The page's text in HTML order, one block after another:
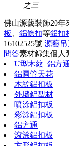
之三
佛山源藝裝飾20年
板
鋁條扣等鋁扣
16102525號 源藝
問答素材錦集個人
U型木紋_鋁方通
鋁圓管天花
木紋鋁扣板
外墻鋁型材
噴涂鋁扣板
彩涂鋁扣板
鋁方通
滾涂鋁扣板